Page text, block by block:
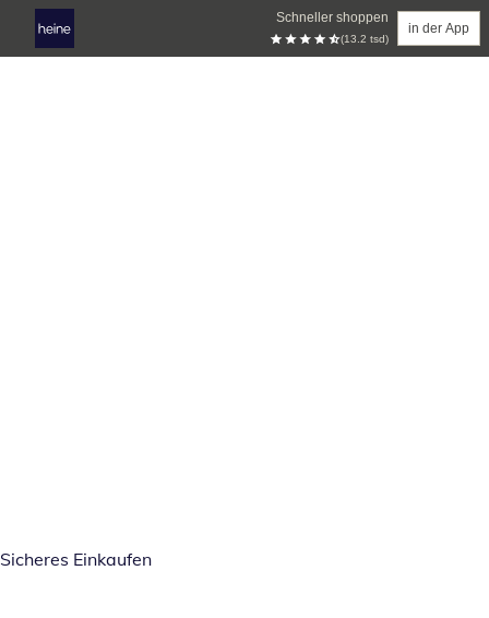
Schneller shoppen
(13.2 tsd)
in der App
Sicheres Einkaufen